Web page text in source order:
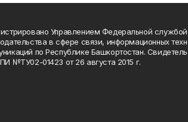
Управлением Федеральной
в сфере связи, информационных
по Республике Башкортостан.
№ТУ02-01423 от 26 августа 2015 г.